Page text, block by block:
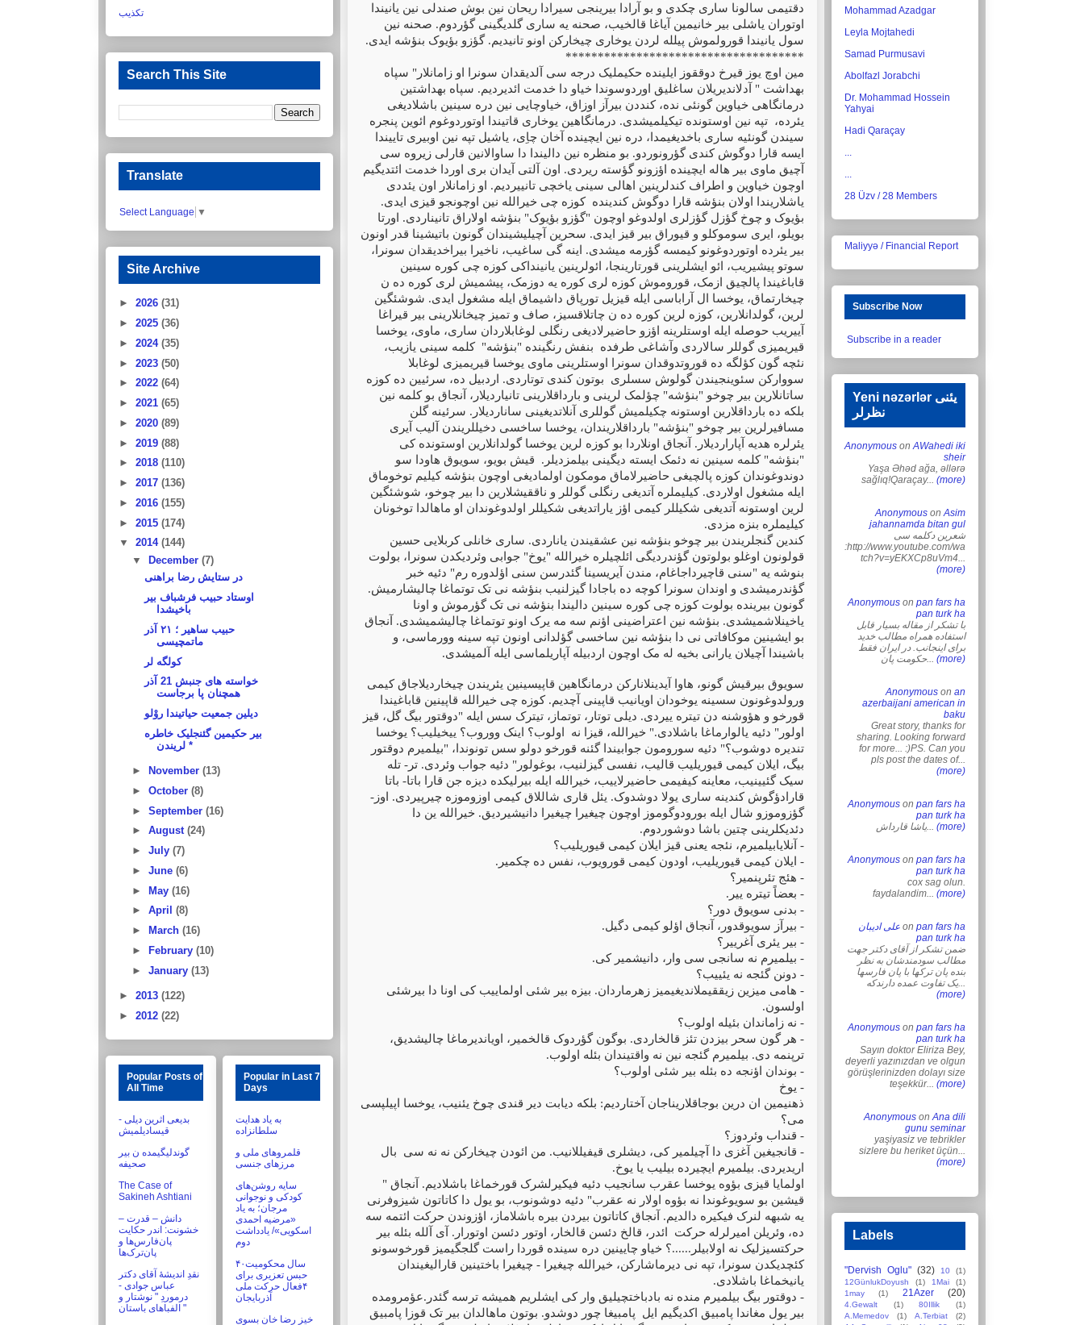
دقتیمی سالونا ساری چکدی و بو آرادا بیرینجی سیرادا ریحان نین بوش صندلی نین یانیندا
اوتوران یاشلی بیر خانیمین آیاغا قالخیب، صحنه یه ساری گلدیگینی گؤردوم. صحنه نین
سول یانیندا قورولموش پیلله لردن یوخاری چیخارکن اونو تانیدیم. گؤزو بؤیوک بنؤشه ایدی.
*************************************
مین اوچ یوز قیرخ دوققوز ایلینده حکیملیک درجه سی آلدیقدان سونرا او زامانلار" سپاه
بهداشت " آدلاندیریلان ساغلیق اوردوسوندا خیاو دا خدمت ائدیردیم. سپاه بهداشتین
درمانگاهی خیاوین گونئی نده، کنددن بیرآز اوزاق، خیاوچایی نین دره سینین باشلادیغی
یئرده، تپه نین اوستونده تیکیلمیشدی. درمانگاهین یوخاری قاتیندا اوتوردوغوم ائوین پنجره
سیندن گونئیه ساری باخدیغیمدا، دره نین ایچینده آخان چاِی، یاشیل تپه نین اوبیری تاییندا
ایسه قارا دوگوش کندی گؤرونوردو. بو منظره نین دالیندا دا ساوالانین قارلی زیروه سی
آچیق ماوی بیر هاله ایچینده اؤزونو گؤسته ریردی. اون آلتی آیدان بری اوردا خدمت ائتدیگیم
اوچون خیاوین و اطراف کندلرینین اهالی سینی یاخچی تانییردیم. او زامانلار اون یئددی
یاشلاریندا اولان بنؤشه قارا دوگوش کندینده کوزه چی خیرالله نین اوچونجو قیزی ایدی.
بؤیوک و چوخ گؤزل گؤزلری اولدوغو اوچون "گؤزو بؤیوک" بنؤشه اولاراق تانیناردی. اورتا
بویلو، ایری سوموکلو و قیوراق بیر قیز ایدی. سحرین آچیلیشیندان گونون باتیشینا قدر اونون
بیر یئرده اوتوردوغونو کیمسه گؤرمه میشدی. اینه گی ساغیب، ناخیرا بیراخدیقدان سونرا،
سوتو پیشیریب، ائو ایشلرینی قورتارینجا، ائولرینین یانینداکی کوزه چی کوره سینین
قاباغیندا پالچیق ازمک، قوروموش کوزه لری کوره یه دوزمک، پیشمیش لری کوره ده ن
چیخارتماق، یوخسا ال آراباسی ایله قیزیل تورپاق داشیماق ایله مشغول ایدی. شوشئگین
لرین، گولدانلارین، کوزه لرین کوره ده ن چاتلاقسیز، صاف و تمیز چیخانلارینی بیر قیراغا
آییریب حوصله ایله اوستلرینه اؤزو حاضیرلادیغی رنگلی لوغابلاردان ساری، ماوی، یوخسا
قیریمیزی گوللر سالاردی وآشاغی طرفده
بنفش رنگینده "بنؤشه" کلمه سینی یازیب،
نئچه گون کؤلگه ده قوروتدوقدان سونرا اوستلرینی ماوی یوخسا قیریمیزی لوغابلا
سووارکن سئوینجیندن گولوش سسلری
بوتون کندی توتاردی. اردبیل ده، سرئیین ده کوزه
ساتانلارین بیر چوخو "بنؤشه" چؤلمک لرینی و بارداقلارینی تانیاردیلار، آنجاق بو کلمه نین
بلکه ده بارداقلارین اوستونه چکیلمیش گوللری آنلاتدیغینی ساناردیلار. سرئینه گلن
مسافیرلرین بیر چوخو "بنؤشه" بارداقلاریندان، یوخسا ساخسی دخیللریندن آلیب آیری
یئرلره هدیه آپاراردیلار. آنجاق اونلاردا بو کوزه لرین یوخسا گولدانلارین اوستونده کی
"بنؤشه" کلمه سینین نه دئمک ایسته دیگینی بیلمزدیلر.
قیش بویو، سویوق هاودا سو
دوندوغوندان کوزه پالچیغی حاضیرلاماق مومکون اولمادیغی اوچون بنؤشه کیلیم توخوماق
ایله مشغول اولاردی. کیلیملره آتدیغی رنگلی گوللر و ناققیشلارین دا بیر چوخو، شوشئگین
لرین اوستونه آتدیغی شکیللر کیمی اؤز یاراتدیغی شکیللر اولدوغوندان او ماهالدا توخونان
کیلیملره بنزه مزدی.
کندین گنجلریندن بیر چوخو بنؤشه نین عشقیندن یاناردی. ساری خانلی کربلایی حسین
قولونون اوغلو بولوتون گؤندردیگی ائلچیلره خیرالله "یوخ" جوابی وئردیکدن سونرا، بولوت
بنوشه یه "سنی قاچیرداجاغام، مندن آیریسینا گئدرسن سنی اؤلدوره رم" دئیه خبر
گؤندرمیشدی و اوندان سونرا کوچه ده باجادا گیزلنیب بنؤشه نی تک توتماغا چالیشارمیش.
گونون بیرینده بولوت کوزه چی کوره سینین دالیندا بنؤشه نی تک گؤرموش و اونا
یاخینلاشمیشدی. بنؤشه نین اعتراضینی اؤنم سه مه یرک اونو توتماغا چالیشمیشدی. آنجاق
بو ایشینین موکافاتی نی دا بنؤشه نین ساخسی گؤلدانی اونون تپه سینه وورماسی، و
باشیندا آچیلان یارانی بخیه له مک اوچون اردبیله آپاریلماسی ایله آلمیشدی.
سویوق بیرقیش گونو، هاوا آیدینلانارکن درمانگاهین قاپیسینین یئریندن چیخاردیلاجاق کیمی
ورولدوغونون سسینه یوخودان اویانیب قاپینی آچدیم. کوزه چی خیرالله قاپینین قاباغیندا
قورخو و هؤوشنه دن تیتره ییردی. دیلی توتار، توتماز، تیترک سس ایله "دوقتور بیگ گل، قیز
اولور" دئیه یالوارماغا باشلادی." خیرالله، قیزا نه
اولوب؟ اینک ووروب؟ ییخیلیب؟ یوخسا
تندیره دوشوب؟" دئیه سورومون جوابیندا گئنه قورخو دولو سس تونوندا، "بیلمیرم دوقتور
بیگ، ایلان کیمی قیوریلیب قالیب، نفسی گیزلنیب، بوغولور" دئیه جواب وئردی. تر- تله
سیک گئیینیب، معاینه کیفیمی حاضیرلاییب، خیرالله ایله بیرلیکده دیزه جن قارا باتا- باتا
قارادؤگوش کندینه ساری یولا دوشدوک. یئل قاری شاللاق کیمی اوزوموزه چیرپیردی. اوز-
گؤزوموزو شال ایله بورودوگوموز اوچون چیغیرا چیغیرا دانیشیردیق. خیرالله ین دا
دئدیکلرینی چتین باشا دوشوردوم.
- آنلایابیلمیرم، نئجه یعنی قیز ایلان کیمی قیوریلیب؟
- ایلان کیمی قیوریلیب، اودون کیمی قورویوب، نفس ده چکمیر.
- هئج تئرپنمیر؟
- بعضاً تیتره ییر.
- بدنی سویوق دور؟
- بیرآز سویوقدور، آنجاق اؤلو کیمی دگیل.
- بیر یئری آغرییر؟
- بیلمیرم نه سانجی سی وار، دانیشمیر کی.
- دونن گئجه نه یئییب؟
- هامی میزین زیققیملاندیغیمیز زهرماردان. بیزه بیر شئی اولماییب کی اونا دا بیرشئی
اولسون.
- نه زاماندان بئیله اولوب؟
- هر گون سحر بیزدن تئز قالخاردی. بوگون گؤردوک قالخمیر، اویاندیرماغا چالیشدیق،
ترپنمه دی. بیلمیرم گئجه نین نه واقتیندان بئله اولوب.
- بوندان اؤنجه ده بئله بیر شئی اولوب؟
- یوخ
ذهنیمین ان درین بوجاقلاریناجان آختاردیم: بلکه دیابت دیر قندی چوخ یئنیب، یوخسا اپیلپسی
می؟
- قنداب وئردوز؟
- قانجیغین آغزی دا آچیلمیر کی، دیشلری قیفیللانیب. من ائودن چیخارکن نه نه سی
بال
اریدیردی. بیلمیرم ایچیرده بیلیب یا یوخ.
اولمایا قیزی بؤوه یوخسا عقرب سانجیب دئیه فیکیرلشرک قورخماغا باشلادیم. آنجاق "
قیشین بو سویوغوندا نه بؤوه اولار نه عقرب" دئیه دوشونوب، بو یول دا کاتاتون شیزوفرنی
یه شبهه لنرک فیکیره دالدیم. آنجاق کاتاتون بیردن بیره باشلاماز، اؤزوندن حرکت ائتمه سه
ده، وئریلن امیرلرله حرکت
ائدر، قالخ دئسن قالخار، اوتور دئسن اوتورار. آی آلله بئله بیر
حرکتسیزلیک نه اولابیلر......؟ خیاو چایینین دره سینده قوردا راست گلجگیمیز قورخوسونو
کئچدیکدن سونرا، تپه نی دیرماشارکن، خیرالله چیغیرا - چیغیرا باختینین قارالیغیندان
یانیخماغا باشلادی.
- دوقتور بیگ بیلمیرم منده نه بادباختچیلیق وار کی ایشلریم همیشه ترسه گئدر.عؤمرومده
بیر یول مغاندا پامبیق اکدیگیم ایل
پامبیغا چور دوشدو. بوتون ماهالدان بیر تک قوزا پامبیق
تکذیب
Search This Site
Translate
Select Language ▼
Site Archive
► 2026 (31)
► 2025 (36)
► 2024 (35)
► 2023 (50)
► 2022 (64)
► 2021 (65)
► 2020 (89)
► 2019 (88)
► 2018 (110)
► 2017 (136)
► 2016 (155)
► 2015 (174)
▼ 2014 (144)
▼
December (7)
در ستایش رضا براهنی
اوستاد حبیب فرشباف بیر
باخیشدا
حبیب ساهیر ؛ ۲۱ آذر
ماتمچیسی
کولگه لر
خواسته های جنبش 21 آذر
همچنان پا برجاست
دیلین جمعیت حیاتیندا روْلو
بیر حکیمین گئنجلیک خاطره
لریندن *
► November (13)
► October (8)
► September (16)
► August (24)
► July (7)
► June (6)
► May (16)
► April (8)
►
March (16)
►
February (10)
► January (13)
► 2013 (122)
► 2012 (22)
Popular Posts of
All Time
بدیعی اثرین دیلی -
قیسادیلمیش
گوندلیگیمده ن بیر
صحیفه
The Case of
Sakineh Ashtiani
دانش – قدرت –
خشونت: اندر حکایت
پان‌فارس‌ها و
پان‌ترک‌ها
نقدِ اندیشۀ آقای دکتر
عباس جوادی -
درموردِ " نوشتار و
الفباهای باستان "
Popular in Last 7
Days
به یاد هدایت
سلطانزاده
قلمروهای ملی و
مرزهای جنسی
سایه روشن‌های
کودکی و نوجوانی
مرجان؛ به یاد
«مرضیه احمدی
اسکویی»/ یادداشت
دوم
۴۰سال محکومیت
حبس تعزیری برای
۴فعال حرکت ملی
آذربایجان
خیز رضا خان بسوی
Mohammad Azadgar
Leyla Mojtahedi
Samad Purmusavi
Abolfazl Jorabchi
Dr. Mohammad Hossein
Yahyai
Hadi Qaraçay
...
...
28 Üzv / 28 Members
Maliyyə / Financial Report
Subscribe Now
Subscribe in a reader
Yeni nəzərlər یئنی
نظرلر
Anonymous onAWahedi iki
sheir
Yaşa Əhəd ağa, əllərə
sağlıq!Qaraçay... (more)
Anonymous onAsim
jahannamda bitan gul
شعرین دکلمه سی
:http://www.youtube.com/wa
tch?v=yEKXCp8uVm4...
(more)
Anonymous on pan fars ha
pan turk ha
با تشکر از مقاله بسیار قابل
استفاده همراه مطالب خدید
برای اینجانب. در ایران فقط
حکومت پان... (more)
Anonymous on an
azerbaijani american in
baku
Great story, thanks for
sharing. Looking forward
for more... :)PS. Can you
pls post the dates of...
(more)
Anonymous on pan fars ha
pan turk ha
یاشا قارداش... (more)
Anonymous on pan fars ha
pan turk ha
cox sag olun.
faydalandim... (more)
علی ادیبان on pan fars ha
pan turk ha
ضمن تشکر از آقای دکتر جهت
مطالب سودمندشان به نظر
بنده پان ترکها با پان فارسها
یک تفاوت عمده دارندکه...
(more)
Anonymous on pan fars ha
pan turk ha
Sayın doktor Eliriza Bey,
deyerli yazınızdan ve olgun
görüşlerinizden dolayı size
teşekkür... (more)
Anonymous onAna dili
gunu seminar
yaşiyasiz ve tebrikler
sizlere bu heriket üçün...
(more)
Labels
"Dervish Oglu" (32) 10
(1)
12GünlukDoyush
(1) 1Mai
(1)
1may
(1) 21Azer (20)
4.Gewalt (1) 80Illik
(1)
A.Memedov
(1) A.Terbiat
(2)